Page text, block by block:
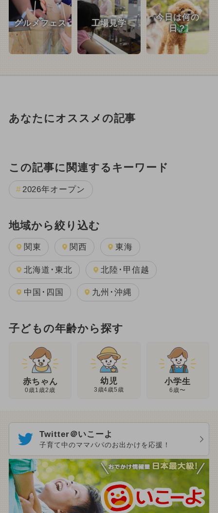
グルメフェス 工場見学
今日は何の
日？
あなたにオススメの記事
この記事に関連するキーワード
2026年オープン
地域から絞り込む
関東 関西 東海
北海道･東北 北陸･甲信越
中国･四国 九州･沖縄
子どもの年齢から探す
赤ちゃん
0歳1歳2歳
幼児
3歳4歳5歳
小学生
6歳〜
Twitter＠いこーよ
子育て中のママパパのお出かけを応援！